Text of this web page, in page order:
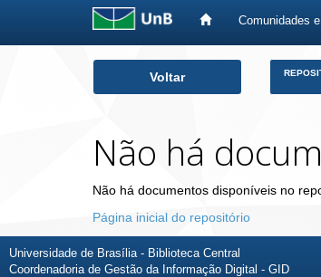
Comunidades
Voltar
Não há
Não há documentos disponíveis no
Página inicial do repositório
Universidade de Brasília - Biblioteca Central
Coordenadoria de Gestão da Informação Digital - GID